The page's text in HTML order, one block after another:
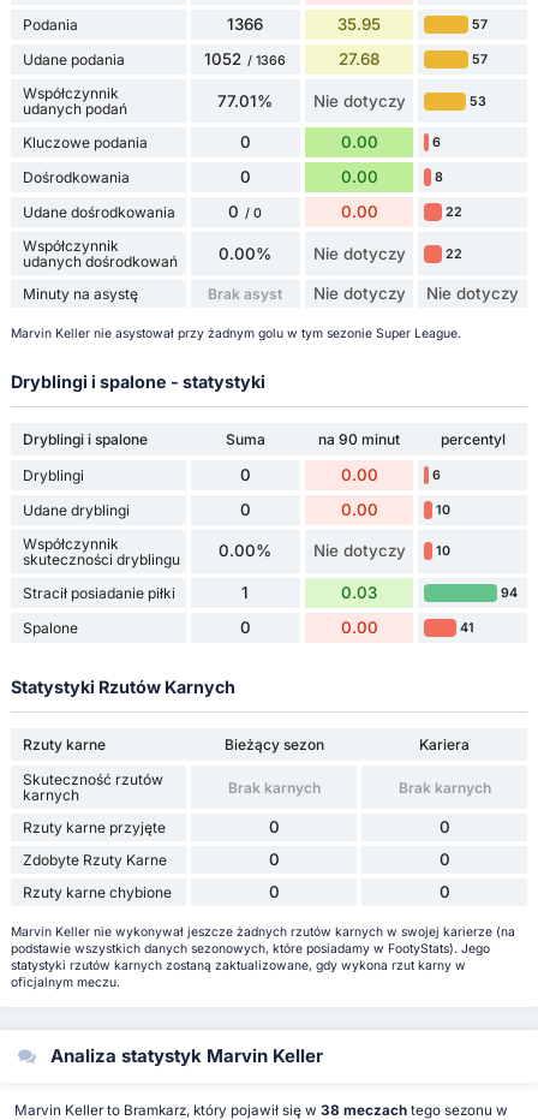
Podania 1366 35.95 57
Udane podania 1052 / 1366 27.68 57
Współczynnik
udanych podań
77.01% Nie dotyczy 53
Kluczowe podania 0 0.00 6
Dośrodkowania 0 0.00 8
Udane dośrodkowania 0 / 0 0.00 22
Współczynnik
udanych dośrodkowań
0.00% Nie dotyczy 22
Minuty na asystę Brak asyst Nie dotyczy Nie dotyczy
Marvin Keller nie asystował przy żadnym golu w tym sezonie Super League.
Dryblingi i spalone - statystyki
Dryblingi i spalone Suma na 90 minut
percentyl
Dryblingi
0 0.00 6
Udane dryblingi 0 0.00 10
Współczynnik
skuteczności dryblingu
0.00% Nie dotyczy 10
Stracił posiadanie piłki 1 0.03 94
Spalone 0 0.00 41
Statystyki Rzutów Karnych
Rzuty karne Bieżący sezon
Kariera
Skuteczność rzutów
karnych
Brak karnych Brak karnych
Rzuty karne przyjęte 0 0
Zdobyte Rzuty Karne 0 0
Rzuty karne chybione 0 0
Marvin Keller nie wykonywał jeszcze żadnych rzutów karnych w swojej karierze (na
podstawie wszystkich danych sezonowych, które posiadamy w FootyStats). Jego
statystyki rzutów karnych zostaną zaktualizowane, gdy wykona rzut karny w
oficjalnym meczu.
Analiza statystyk Marvin Keller
Marvin Keller to Bramkarz, który pojawił się w 38 meczachtego sezonu w